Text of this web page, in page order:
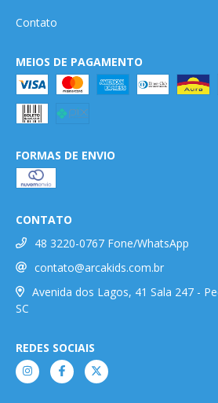
Contato
MEIOS DE PAGAMENTO
FORMAS DE ENVIO
CONTATO
48 3220-0767 Fone/WhatsApp
contato@arcakids.com.br
Avenida dos Lagos, 41 Sala 247 -
SC
REDES SOCIAIS